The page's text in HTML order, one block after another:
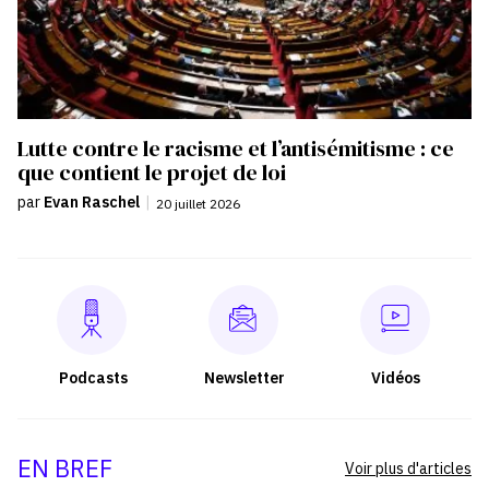
Lutte contre le racisme et l’antisémitisme : ce
que contient le projet de loi
par Evan Raschel | 20 juillet 2026
Podcasts Newsletter Vidéos
EN BREF Voir plus d'articles